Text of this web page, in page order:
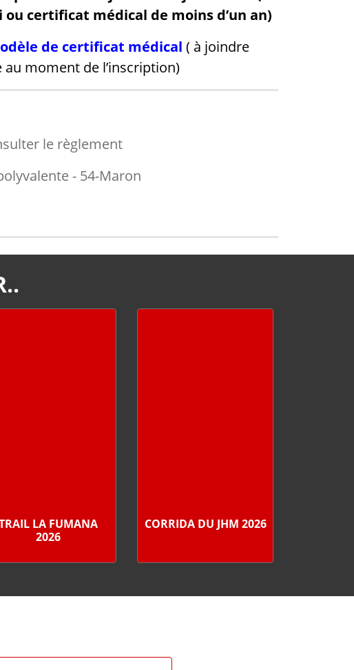
ou certificat médical de moins d’un an)
de certificat médical ( à joindre
moment de l’inscription)
le règlement
- 54-Maron
LA FUMANA
2026
CORRIDA DU JHM 2026